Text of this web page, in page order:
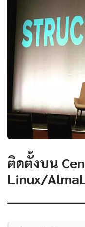
ติดตั้งบน
Linux/